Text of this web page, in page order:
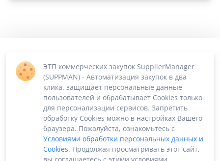
ЭТП коммерческих закупок SupplierManager
(SUPPMAN) - Автоматизация закупок в два
клика. защищает персональные данные
пользователей и обрабатывает Cookies только
для персонализации сервисов. Запретить
обработку Cookies можно в настройках Вашего
браузера. Пожалуйста, ознакомьтесь с
Условиями обработки персональных данных и
Cookies. Продолжая просматривать этот сайт,